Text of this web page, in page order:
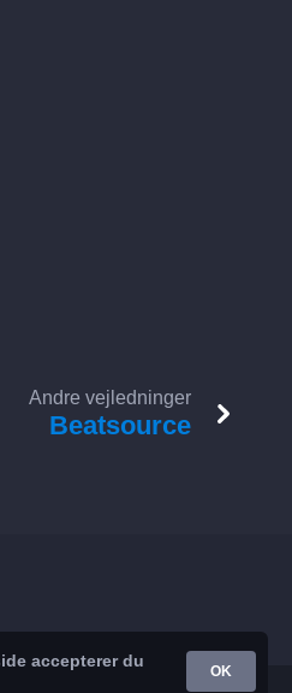
Andre vejledninger
Beatsource
accepterer du
OK